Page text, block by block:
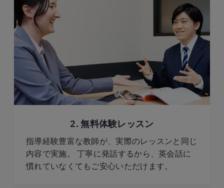
2. 無料体験レッスン
指導経験豊富な教師が、実際のレッスンと同じ
内容で実施。 丁寧に発話するから、英会話に
慣れていなくてもご安心いただけます。